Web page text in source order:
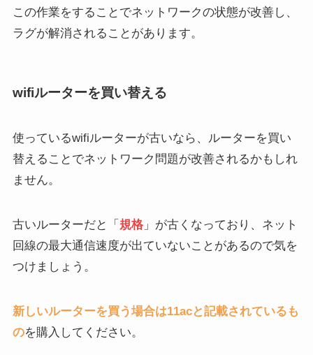
この作業をすることでネットワークの状態が改善し、
ラグが解消されることがあります。
wifiルーターを買い替える
使っているwifiルーターが古いなら、ルーターを買い
替えることでネットワーク問題が改善されるかもしれ
ません。
古いルーターだと「 規格」が古くなっており、ネット
回線の最大通信速度が出ていないことがあるので気を
つけましょう。
新しいルーターを買う場合は11acと記載されているも
のを購入してください。